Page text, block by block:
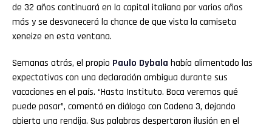
de 32 años continuará en la capital italiana por varios años
más y se desvanecerá la chance de que vista la camiseta
xeneize en esta ventana.
Semanas atrás, el propio Paulo Dybala había alimentado las
expectativas con una declaración ambigua durante sus
vacaciones en el país. “Hasta Instituto. Boca veremos qué
puede pasar”, comentó en diálogo con Cadena 3, dejando
abierta una rendija. Sus palabras despertaron ilusión en el